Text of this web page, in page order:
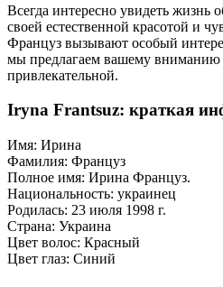
Всегда интересно увидеть
своей естественной красотой и
Француз вызывают особый
мы предлагаем вашему вниманию
привлекательной.
Iryna Frantsuz: краткая
Имя: Ирина
Фамилия: Француз
Полное имя: Ирина Француз.
Национальность: украинец
Родилась: 23 июля 1998 г.
Страна: Украина
Цвет волос: Красный
Цвет глаз: Синий